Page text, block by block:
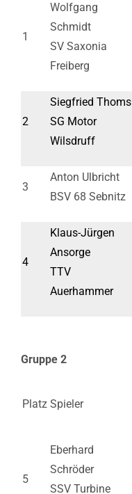
1
Wolfgang
Schmidt
SV Saxonia
Freiberg
2
Siegfried Thoms
SG Motor
Wilsdruff
3
Anton Ulbricht
BSV 68 Sebnitz
4
Klaus-Jürgen
Ansorge
TTV
Auerhammer
Gruppe 2
Platz Spieler
5
Eberhard
Schröder
SSV Turbine